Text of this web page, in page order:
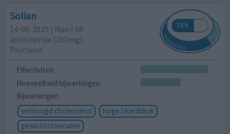
Solian
14-08-2025 | Man | 58
amisulpride (200mg)
Psychose
Effectiviteit
Hoeveelheid bijwerkingen
Bijwerkingen
verhoogd cholesterol
hoge bloeddruk
gewichtstoename